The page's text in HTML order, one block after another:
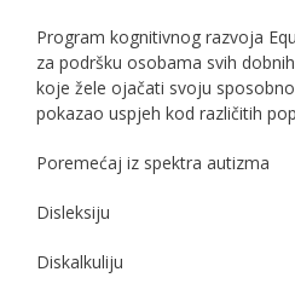
Program kognitivnog razvoja
za podršku osobama svih
koje žele ojačati svoju
pokazao uspjeh kod različitih
Poremećaj iz spektra autizma
Disleksiju
Diskalkuliju